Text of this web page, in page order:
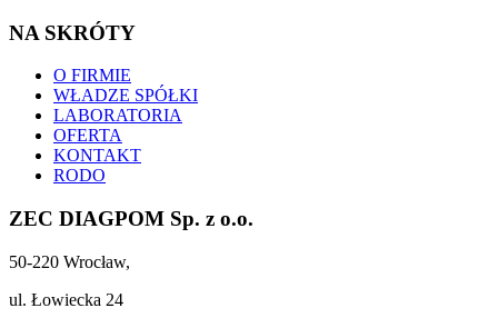
NA SKRÓTY
O FIRMIE
WŁADZE SPÓŁKI
LABORATORIA
OFERTA
KONTAKT
RODO
ZEC DIAGPOM Sp. z o.o.
50-220 Wrocław,
ul. Łowiecka 24